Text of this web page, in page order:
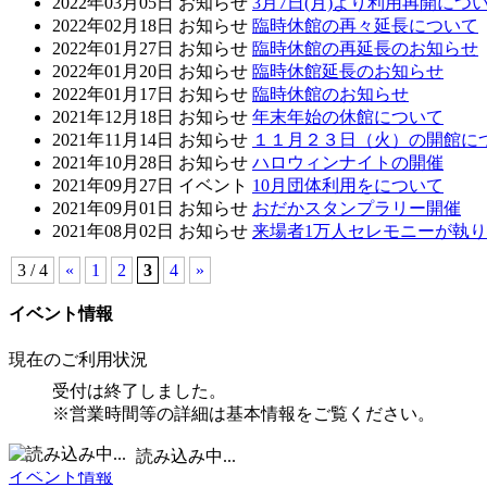
2022年02月18日 お知らせ 臨時休館の再々延長について
2022年01月27日 お知らせ 臨時休館の再延長のお知らせ
2022年01月20日 お知らせ 臨時休館延長のお知らせ
2022年01月17日 お知らせ 臨時休館のお知らせ
2021年12月18日 お知らせ 年末年始の休館について
2021年11月14日 お知らせ １１月２３日（火）の開館に
2021年10月28日 お知らせ ハロウィンナイトの開催
2021年09月27日 イベント 10月団体利用をについて
2021年09月01日 お知らせ おだかスタンプラリー開催
2021年08月02日 お知らせ 来場者1万人セレモニーが執り
3 / 4 « 1 2 3 4 »
イベント情報
現在のご利用状況
受付は終了しました。
※営業時間等の詳細は基本情報をご覧ください。
読み込み中...
■休館日 /■イベント
イベント情報